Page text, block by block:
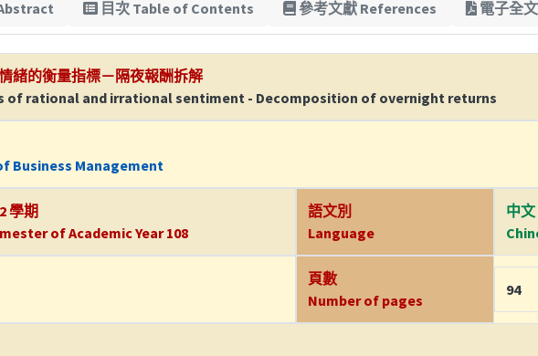
目次 Table of Contents 參考文獻 References 電子全
緒的衡量指標－隔夜報酬拆解
of rational and irrational sentiment - Decomposition of overnight returns
Business Management
學期
of Academic Year 108
語文別
Language
中文
頁數
Number of pages
94